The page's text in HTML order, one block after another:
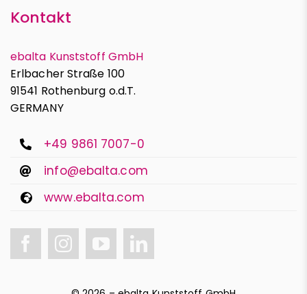
Kontakt
ebalta Kunststoff GmbH
Erlbacher Straße 100
91541 Rothenburg o.d.T.
GERMANY
+49 9861 7007-0
info@ebalta.com
www.ebalta.com